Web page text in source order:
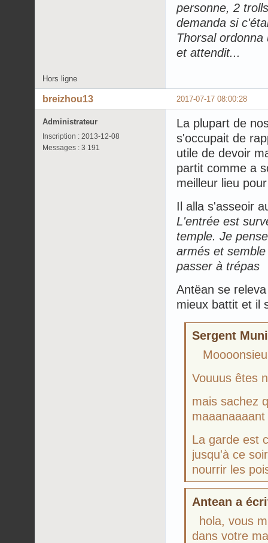
personne, 2
demanda si
Thorsal
et attendit...
Hors ligne
2017-07-17 08:00:28
breizhou13
Administrateur
Inscription : 2013-12-08
Messages : 3 191
La plupart de
s'occupait de
utile de devoir
partit comme a
meilleur lieu
Il alla s'asseoir
L'entrée est
temple. Je
armés et
passer à trépas
Antëan se
mieux battit et il
Sergent
Vouuus êtes
mais sachez
maaanaaaant
La garde est
jusqu'à ce
nourrir les
Antean a
hola, vous
dans votre